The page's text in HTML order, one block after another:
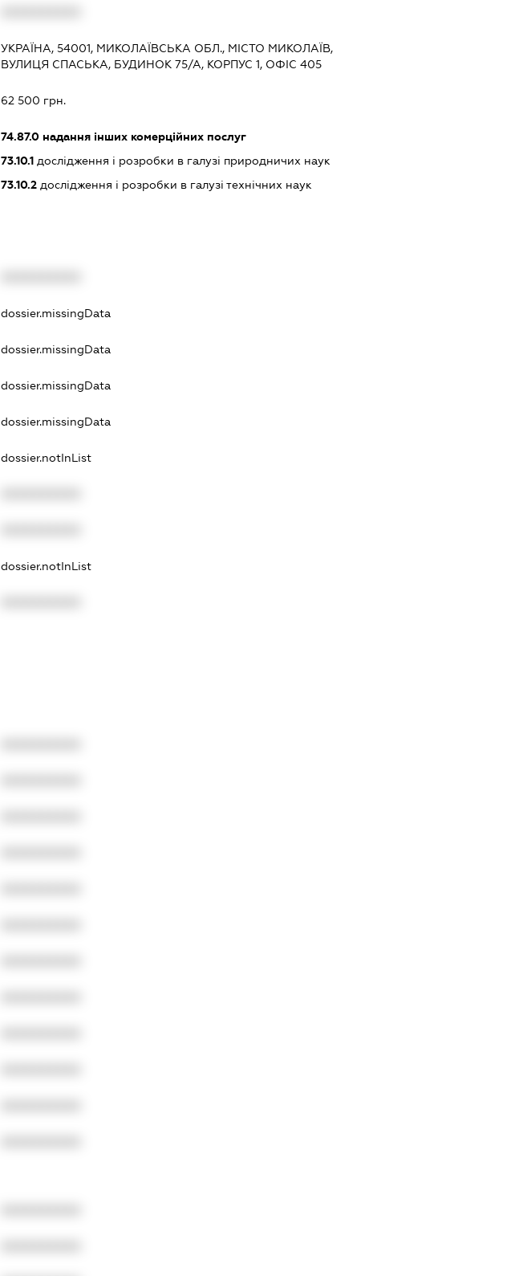
УКРАЇНА, 54001, МИКОЛАЇВСЬКА ОБЛ., МІСТО МИКОЛАЇВ,
ВУЛИЦЯ СПАСЬКА, БУДИНОК 75/А, КОРПУС 1, ОФІС 405
62 500 грн.
74.87.0 надання інших комерційних послуг
73.10.1 дослідження і розробки в галузі природничих наук
73.10.2 дослідження і розробки в галузі технічних наук
dossier.missingData
dossier.missingData
dossier.missingData
dossier.missingData
dossier.notInList
dossier.notInList